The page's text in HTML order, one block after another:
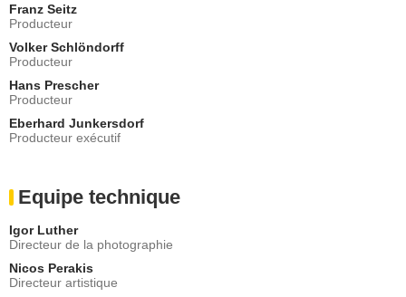
Franz Seitz
Producteur
Volker Schlöndorff
Producteur
Hans Prescher
Producteur
Eberhard Junkersdorf
Producteur exécutif
Equipe technique
Igor Luther
Directeur de la photographie
Nicos Perakis
Directeur artistique